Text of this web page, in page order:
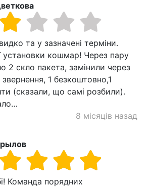
та у зазначені терміни.
установки кошмар! Через пару
2 скло пакета, замінили через
1 безкоштовно,1
(сказали, що самі розбили).
8 місяців назад
Команда порядних